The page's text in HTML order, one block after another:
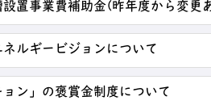
置事業費補助金(昨年度から変更
ルギービジョンについて
ン」の褒賞金制度について